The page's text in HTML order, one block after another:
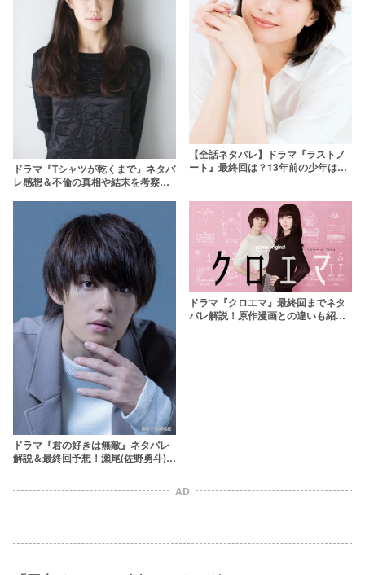
ドラマ『Tシャツが乾くまで』ネタバ
レ感想＆不倫の真相や結末を考察！
【全話ネタバレ】ドラマ『ラストノ
ート』最終回は？13年前の少年は澄
ドラマ『君の好きは無敵』ネタバレ
解説＆最終回予想！瀬尾(佐野勇斗)た
ドラマ『クロエマ』最終回までネタ
バレ解説！原作漫画との違いも紹
AD